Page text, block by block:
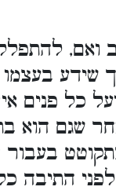
ואם,
שידע
כל פנים
שגם הוא
התיבה